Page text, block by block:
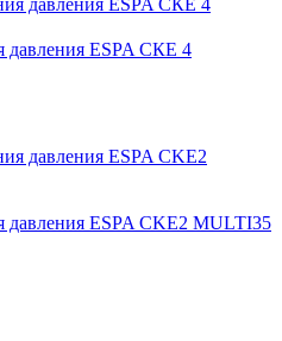
давления ESPA СКЕ 4
давления ESPA CKE2 MULTI35